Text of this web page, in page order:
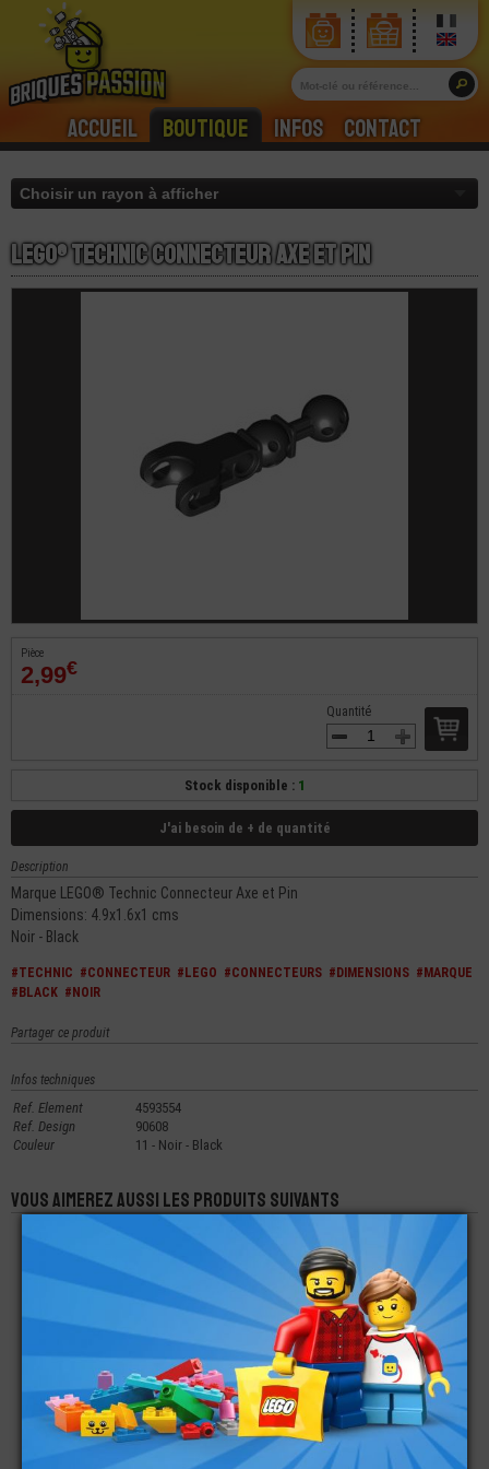
Accueil Boutique Infos Contact
LEGO® Technic Connecteur Axe et Pin
Pièce
2,99€
Quantité
Stock disponible : 1
J'ai besoin de + de quantité
Description
Marque LEGO® Technic Connecteur Axe et Pin
Dimensions: 4.9x1.6x1 cms
Noir - Black
#TECHNIC #CONNECTEUR #LEGO #CONNECTEURS #DIMENSIONS #MARQUE
#BLACK #NOIR
Partager ce produit
Infos techniques
Ref. Element
4593554
Ref. Design
90608
Couleur
11 - Noir - Black
Vous aimerez aussi les produits suivants
4L AVEC BUTÉE
0,23€
LEGO® TECHNIC
PANNEAU BISEAUTÉ
5X11X1
1,79€
LEGO® TECHNIC
BRAS DE LEVAGE
EPAIS EN L 3X5
3,99€
LEGO® TECHNIC
BRAS DE LEVAGE 1X9
LEGO® TECHNIC
CONNECTEUR AXE
BAS
LEGO® TECHNIC
CYLINDRE MOTEUR